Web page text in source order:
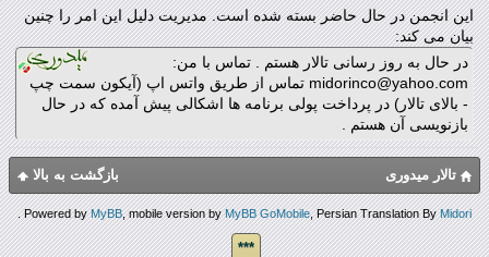
این انجمن در حال حاضر بسته شده است. مدیریت دلیل این امر را چنین
بیان می کند:
در حال به روز رسانی تالار هستم . تماس با من:
midorinco@yahoo.com تماس از طریق واتس اپ (آیکون سمت چپ
- بالای تالار) در پرداخت پولی برنامه ها اشکالی پیش آمده که در حال
بازنویسی آن هستم .
بازگشت به بالا تالار میدوری
Powered byMyBB, mobile version byMyBB GoMobile, Persian Translation ByMidori
.
***